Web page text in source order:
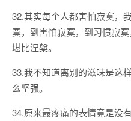
32.其实每个人都害怕寂寞，
寞，到害怕寂寞，到习惯寂
堪比涅槃。
33.我不知道离别的滋味是这
么坚强。
34.原来最疼痛的表情竟是没